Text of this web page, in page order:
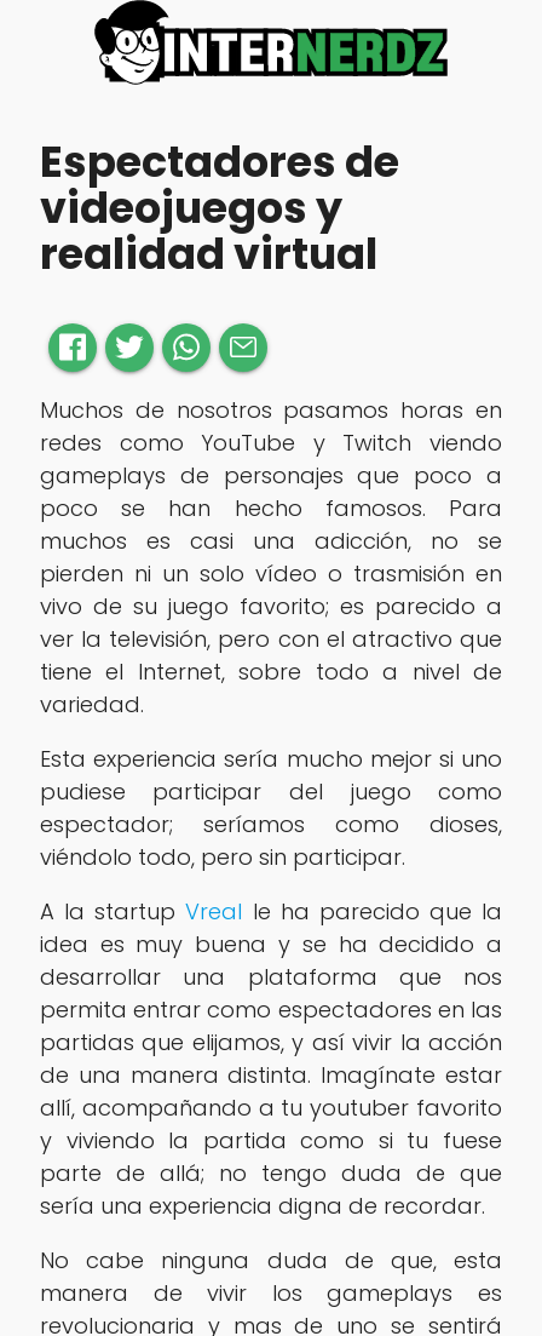
Espectadores de
videojuegos y
realidad virtual
Muchos de nosotros pasamos horas en
redes como YouTube y Twitch viendo
gameplays de personajes que poco a
poco se han hecho famosos. Para
muchos es casi una adicción, no se
pierden ni un solo vídeo o trasmisión en
vivo de su juego favorito; es parecido a
ver la televisión, pero con el atractivo que
tiene el Internet, sobre todo a nivel de
variedad.
Esta experiencia sería mucho mejor si uno
pudiese participar del juego como
espectador; seríamos como dioses,
viéndolo todo, pero sin participar.
A la startupVreal le ha parecido que la
idea es muy buena y se ha decidido a
desarrollar una plataforma que nos
permita entrar como espectadores en las
partidas que elijamos, y así vivir la acción
de una manera distinta. Imagínate estar
allí, acompañando a tu youtuber favorito
y viviendo la partida como si tu fuese
parte de allá; no tengo duda de que
sería una experiencia digna de recordar.
No cabe ninguna duda de que, esta
manera de vivir los gameplays es
revolucionaria y mas de uno se sentirá